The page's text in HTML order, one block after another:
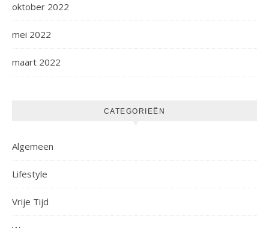
oktober 2022
mei 2022
maart 2022
CATEGORIEËN
Algemeen
Lifestyle
Vrije Tijd